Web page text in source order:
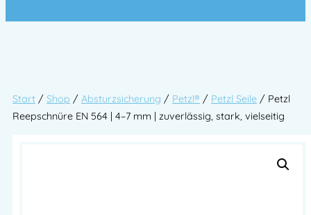
Start / Shop / Absturzsicherung / Petzl® / Petzl Seile / Petzl
Reepschnüre EN 564 | 4–7 mm | zuverlässig, stark, vielseitig